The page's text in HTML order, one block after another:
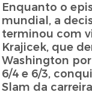
Enquanto o
mundial, a
terminou com
Krajicek, que
Washington
6/4 e 6/3,
Slam da